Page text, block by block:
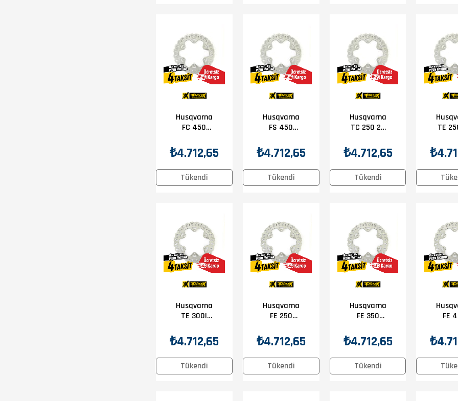
Tükendi
Husqvarna
FC 450
Prox Ön Disk
₺4.712,65
Tükendi
Husqvarna
FS 450
Prox Ön Disk
₺4.712,65
Tükendi
Husqvarna
TC 250 2T
Prox Ön Disk
₺4.712,65
TE
Prox
Tükendi
Husqvarna
TE 300I
Prox Ön Disk
₺4.712,65
Tükendi
Husqvarna
FE 250
Prox Ön Disk
₺4.712,65
Tükendi
Husqvarna
FE 350
Prox Ön Disk
₺4.712,65
FE
Prox